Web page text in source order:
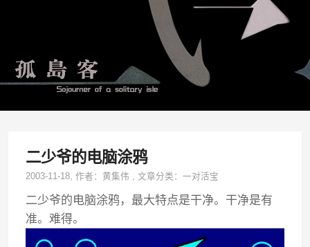
二少爷的电脑涂鸦
2003-11-18, 作者：黄集伟 ,文章分类：一对活宝
二少爷的电脑涂鸦，最大特点是干净。干净是有
准。难得。